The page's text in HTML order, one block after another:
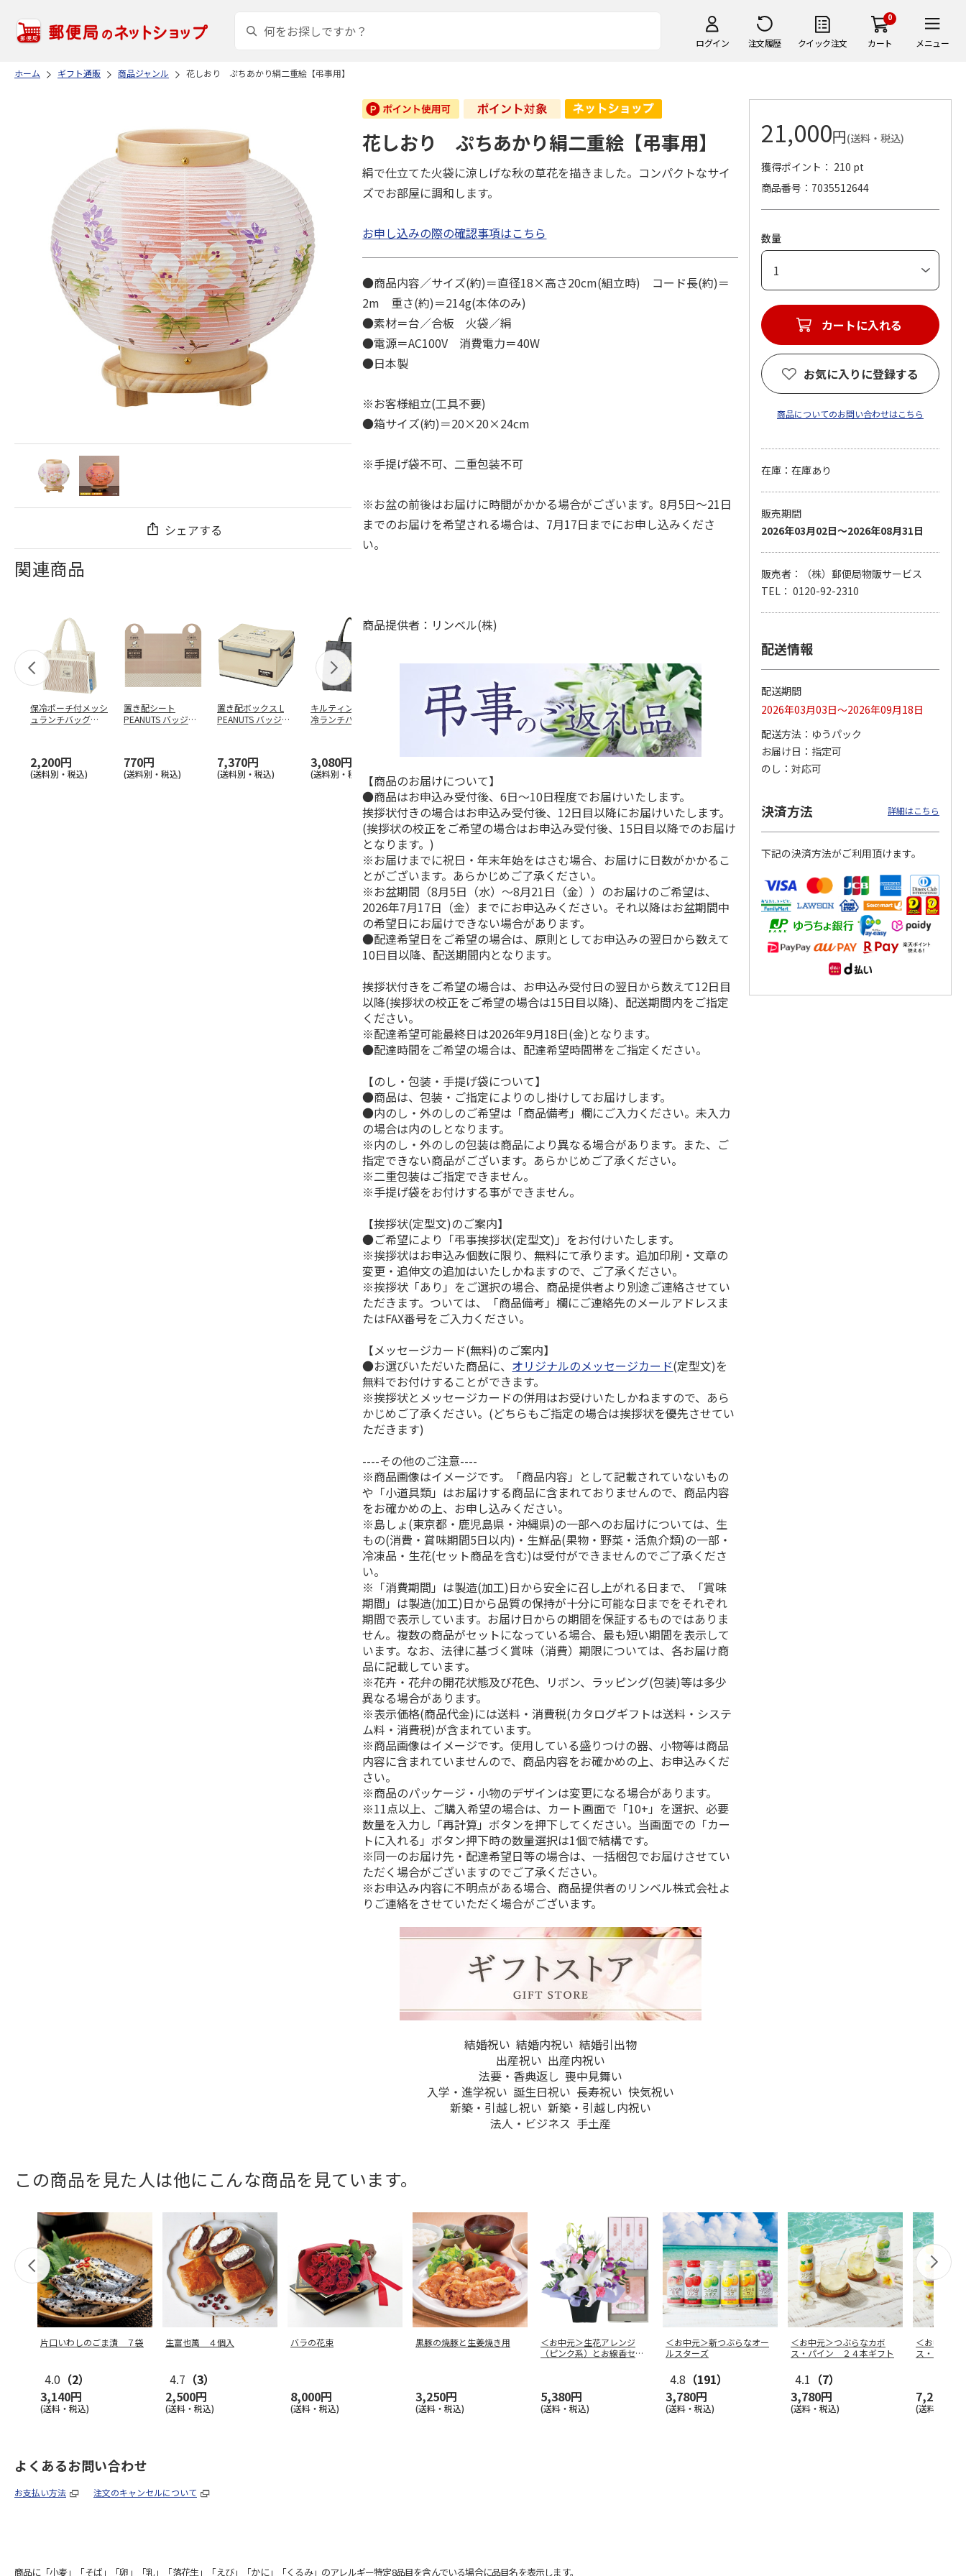
ログイン 注文履歴 クイック注文
0
カート メニュー
ホーム ギフト通販 商品ジャンル 花しおり ぷちあかり絹二重絵【弔事用】
シェアする
関連商品
保冷ポーチ付メッシ
ュランチバッグ
2,200円
(送料別・税込)
置き配シート
PEANUTS バッジ
770円
(送料別・税込)
置き配ボックス L
PEANUTS バッジ
7,370円
(送料別・税込)
キルティング生地保
冷ランチバッグ
3,080円
(送料別・税込)
創作提灯 ひなげし
【弔事用】
18,500円
(送料・税込)
香立て square | 無為
（MUI）
19,250円
夢あんどん（桜）
【弔事用】
4.0（1）
29,150円
保冷ポーチ付メッシ
ュランチバッグ
SNOOPY クッキー
…
2,200円
保冷ポーチ付メッシ
PEANUTS バッジ…
3,080円
(送料別・税込)
かすみほのか（１
花しおり ぷちあかり絹二重絵【弔事用】
絹で仕立てた火袋に涼しげな秋の草花を描きました。コンパクトなサイ
ズでお部屋に調和します。
お申し込みの際の確認事項はこちら
●商品内容／サイズ(約)＝直径18×高さ20cm(組立時) コード長(約)＝
2m 重さ(約)＝214g(本体のみ)
●素材＝台／合板 火袋／絹
●電源＝AC100V 消費電力＝40W
●日本製
※お客様組立(工具不要)
●箱サイズ(約)＝20×20×24cm
※手提げ袋不可、二重包装不可
※お盆の前後はお届けに時間がかかる場合がございます。8月5日～21日
までのお届けを希望される場合は、7月17日までにお申し込みくださ
い。
商品提供者：リンベル(株)
【商品のお届けについて】
●商品はお申込み受付後、6日～10日程度でお届けいたします。
挨拶状付きの場合はお申込み受付後、12日目以降にお届けいたします。
(挨拶状の校正をご希望の場合はお申込み受付後、15日目以降でのお届け
となります。)
※お届けまでに祝日・年末年始をはさむ場合、お届けに日数がかかるこ
とがございます。あらかじめご了承ください。
※お盆期間（8月5日（水）～8月21日（金））のお届けのご希望は、
2026年7月17日（金）までにお申込みください。それ以降はお盆期間中
の希望日にお届けできない場合があります。
●配達希望日をご希望の場合は、原則としてお申込みの翌日から数えて
10日目以降、配送期間内となります。
挨拶状付きをご希望の場合は、お申込み受付日の翌日から数えて12日目
以降(挨拶状の校正をご希望の場合は15日目以降)、配送期間内をご指定
ください。
※配達希望可能最終日は2026年9月18日(金)となります。
●配達時間をご希望の場合は、配達希望時間帯をご指定ください。
【のし・包装・手提げ袋について】
●商品は、包装・ご指定によりのし掛けしてお届けします。
●内のし・外のしのご希望は「商品備考」欄にご入力ください。未入力
の場合は内のしとなります。
※内のし・外のしの包装は商品により異なる場合があります。また、ご
指定できない商品がございます。あらかじめご了承ください。
※二重包装はご指定できません。
※手提げ袋をお付けする事ができません。
【挨拶状(定型文)のご案内】
●ご希望により「弔事挨拶状(定型文)」をお付けいたします。
※挨拶状はお申込み個数に限り、無料にて承ります。追加印刷・文章の
変更・追伸文の追加はいたしかねますので、ご了承ください。
※挨拶状「あり」をご選択の場合、商品提供者より別途ご連絡させてい
ただきます。ついては、「商品備考」欄にご連絡先のメールアドレスま
たはFAX番号をご入力ください。
【メッセージカード(無料)のご案内】
●お選びいただいた商品に、 オリジナルのメッセージカード(定型文)を
無料でお付けすることができます。
※挨拶状とメッセージカードの併用はお受けいたしかねますので、あら
かじめご了承ください。(どちらもご指定の場合は挨拶状を優先させてい
ただきます)
----その他のご注意----
※商品画像はイメージです。「商品内容」として記載されていないもの
や「小道具類」はお届けする商品に含まれておりませんので、商品内容
をお確かめの上、お申し込みください。
※島しょ(東京都・鹿児島県・沖縄県)の一部へのお届けについては、生
もの(消費・賞味期間5日以内)・生鮮品(果物・野菜・活魚介類)の一部・
冷凍品・生花(セット商品を含む)は受付ができませんのでご了承くださ
い。
※「消費期間」は製造(加工)日から安全に召し上がれる日まで、「賞味
期間」は製造(加工)日から品質の保持が十分に可能な日までをそれぞれ
期間で表示しています。お届け日からの期間を保証するものではありま
せん。複数の商品がセットになっている場合、最も短い期間を表示して
います。なお、法律に基づく賞味（消費）期限については、各お届け商
品に記載しています。
※花卉・花弁の開花状態及び花色、リボン、ラッピング(包装)等は多少
異なる場合があります。
※表示価格(商品代金)には送料・消費税(カタログギフトは送料・システ
ム料・消費税)が含まれています。
※商品画像はイメージです。使用している盛りつけの器、小物等は商品
内容に含まれていませんので、商品内容をお確かめの上、お申込みくだ
さい。
※商品のパッケージ・小物のデザインは変更になる場合があります。
※11点以上、ご購入希望の場合は、カート画面で「10+」を選択、必要
数量を入力し「再計算」ボタンを押下してください。当画面での「カー
トに入れる」ボタン押下時の数量選択は1個で結構です。
※同一のお届け先・配達希望日等の場合は、一括梱包でお届けさせてい
ただく場合がございますのでご了承ください。
※お申込み内容に不明点がある場合、商品提供者のリンベル株式会社よ
りご連絡をさせていただく場合がございます。
結婚祝い 結婚内祝い 結婚引出物
出産祝い 出産内祝い
法要・香典返し 喪中見舞い
入学・進学祝い 誕生日祝い 長寿祝い 快気祝い
新築・引越し祝い 新築・引越し内祝い
法人・ビジネス 手土産
21,000円(送料・税込)
獲得ポイント： 210 pt
商品番号
7035512644
数量
カートに入れる
お気に入りに登録する
商品についてのお問い合わせはこちら
在庫：在庫あり
販売期間
2026年03月02日～2026年08月31日
販売者：（株）郵便局物販サービス
TEL： 0120-92-2310
配送情報
配送期間
2026年03月03日～2026年09月18日
配送方法
ゆうパック
お届け日
指定可
のし
対応可
決済方法 詳細はこちら
下記の決済方法がご利用頂けます。
この商品を見た人は他にこんな商品を見ています。
片口いわしのごま漬 ７袋
4.0 （2）
3,140円
(送料・税込)
生富也萬 ４個入
4.7 （3）
2,500円
(送料・税込)
バラの花束
8,000円
(送料・税込)
黒豚の焼豚と生姜焼き用
3,250円
(送料・税込)
＜お中元＞生花アレンジ
（ピンク系）とお線香セッ
5,380円
(送料・税込)
＜お中元＞新つぶらなオー
ルスターズ
4.8 （191）
3,780円
(送料・税込)
＜お中元＞つぶらなカボ
ス・パイン ２４本ギフト
4.1 （7）
3,780円
(送料・税込)
＜お中元＞
ス・パイン
7,250円
(送料・税込)
よくあるお問い合わせ
お支払い方法 注文のキャンセルについて
商品に「小麦」「そば」「卵」「乳」「落花生」「えび」「かに」「くるみ」のアレルギー特定8品目を含んでいる場合に品目名を表示します。